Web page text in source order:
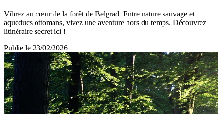
Vibrez au cœur de la forêt de Belgrad. Entre nature sauvage et
aqueducs ottomans, vivez une aventure hors du temps. Découvrez
litinéraire secret ici !
Publie le 23/02/2026